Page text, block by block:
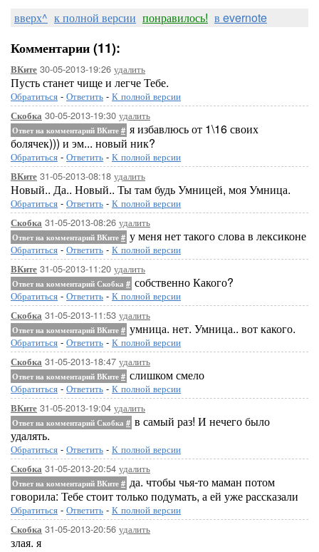
вверх^ к полной версии понравилось! в evernote
Комментарии (11):
ВКите 30-05-2013-19:26 удалить
Пусть станет чище и легче Тебе.
Обратиться - Ответить - К полной версии
Скобка 30-05-2013-19:30 удалить
Ответ на комментарий ВКите # я избавлюсь от 1\16 своих
болячек))) и эм... новый ник?
Обратиться - Ответить - К полной версии
ВКите 31-05-2013-08:18 удалить
Новый.. Да.. Новый.. Ты там будь Умницей, моя Умница.
Обратиться - Ответить - К полной версии
Скобка 31-05-2013-08:26 удалить
Ответ на комментарий ВКите # у меня нет такого слова в лексиконе
Обратиться - Ответить - К полной версии
ВКите 31-05-2013-11:20 удалить
Ответ на комментарий Скобка # собственно Какого?
Обратиться - Ответить - К полной версии
Скобка 31-05-2013-11:53 удалить
Ответ на комментарий ВКите # умница. нет. Умница.. вот какого.
Обратиться - Ответить - К полной версии
Скобка 31-05-2013-18:47 удалить
Ответ на комментарий ВКите # слишком смело
Обратиться - Ответить - К полной версии
ВКите 31-05-2013-19:04 удалить
Ответ на комментарий Скобка # в самый раз! И нечего было
удалять.
Обратиться - Ответить - К полной версии
Скобка 31-05-2013-20:54 удалить
Ответ на комментарий ВКите # да. чтобы чья-то маман потом
говорила: Тебе стоит только подумать, а ей уже рассказали
Обратиться - Ответить - К полной версии
Скобка 31-05-2013-20:56 удалить
злая. я